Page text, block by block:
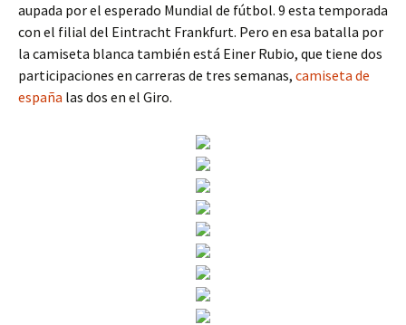
aupada por el esperado Mundial de fútbol. 9 esta temporada
con el filial del Eintracht Frankfurt. Pero en esa batalla por
la camiseta blanca también está Einer Rubio, que tiene dos
participaciones en carreras de tres semanas, camiseta de
españa las dos en el Giro.